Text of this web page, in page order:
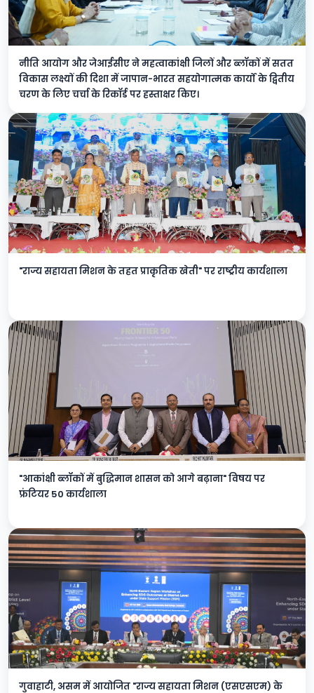
नीति आयोग और जेआईसीए ने महत्वाकांक्षी जिलों और ब्लॉकों में सतत
विकास लक्ष्यों की दिशा में जापान-भारत सहयोगात्मक कार्यों के द्वितीय
चरण के लिए चर्चा के रिकॉर्ड पर हस्ताक्षर किए।
"राज्य सहायता मिशन के तहत प्राकृतिक खेती" पर राष्ट्रीय कार्यशाला
"आकांक्षी ब्लॉकों में बुद्धिमान शासन को आगे बढ़ाना" विषय पर
फ्रंटियर 50 कार्यशाला
गुवाहाटी, असम में आयोजित "राज्य सहायता मिशन (एसएसएम) के